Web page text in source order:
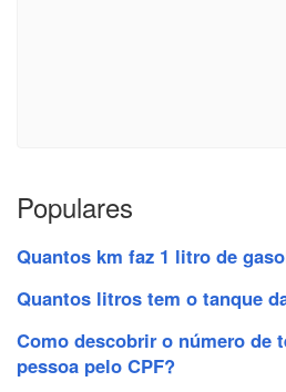
Populares
Quantos km faz 1 litro de
Quantos litros tem o tanque
Como descobrir o número de
pessoa pelo CPF?